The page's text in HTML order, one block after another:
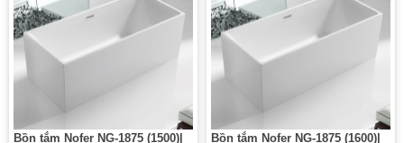
Bồn tắm Nofer NG-1875 (1500)| Bồn tắm Nofer NG-1875 (1600)|